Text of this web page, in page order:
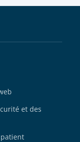
et des